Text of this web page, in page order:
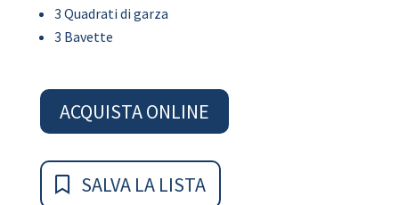
3 Quadrati di garza
3 Bavette
ACQUISTA ONLINE
SALVA LA LISTA